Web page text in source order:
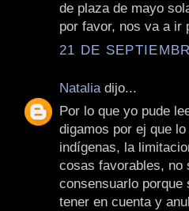
de plaza de mayo
por favor, nos va a ir
21 DE
Natalia dijo...
Por lo que yo pude
digamos por ej que
indígenas, la
cosas favorables, no
consensuarlo porque
tener en cuenta y